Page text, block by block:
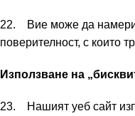
22. Вие може да
поверителност, с които
Използване на
23. Нашият уеб сайт